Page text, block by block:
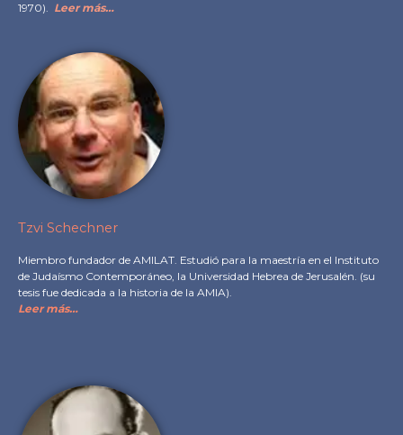
1970). Leer más…
Tzvi Schechner
Miembro fundador de AMILAT. Estudió para la maestría en el Instituto
de Judaísmo Contemporáneo, la Universidad Hebrea de Jerusalén. (su
tesis fue dedicada a la historia de la AMIA).
Leer más…